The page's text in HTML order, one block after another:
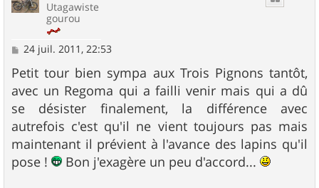
Utagawiste
gourou
M
s
s
a
g
e
24 juil. 2011, 22:53
Petit tour bien sympa aux Trois Pignons tantôt,
avec un Regoma qui a failli venir mais qui a dû
se désister finalement, la différence avec
autrefois c'est qu'il ne vient toujours pas mais
maintenant il prévient à l'avance des lapins qu'il
pose !
Bon j'exagère un peu d'accord...